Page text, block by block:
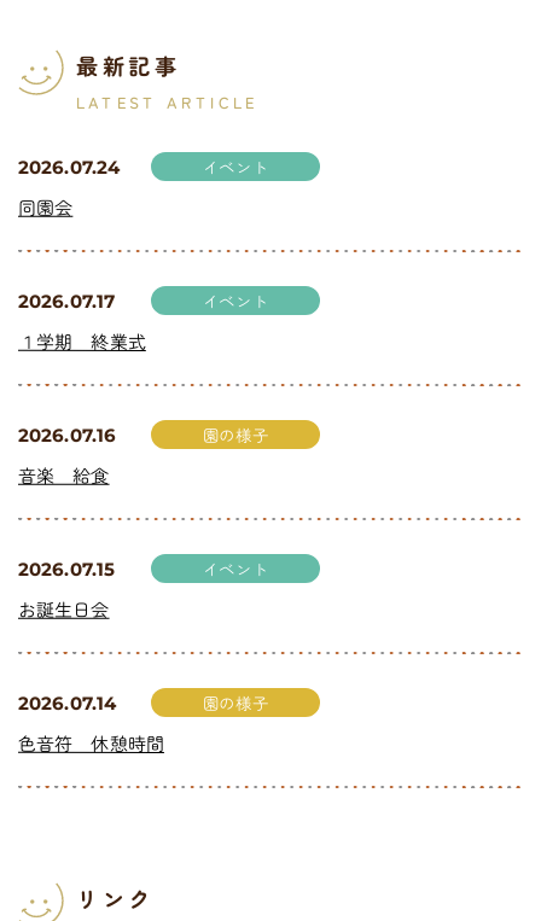
最新記事
LATEST ARTICLE
2026.07.24 イベント
同園会
2026.07.17 イベント
１学期 終業式
2026.07.16 園の様子
音楽 給食
2026.07.15 イベント
お誕生日会
2026.07.14 園の様子
色音符 休憩時間
リンク